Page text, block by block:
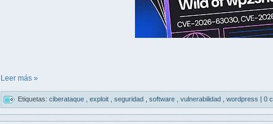
Leer más »
Etiquetas: ciberataque exploit seguridad software vulnerabilidad wordpress | 0